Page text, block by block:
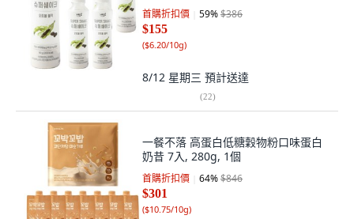
首購折扣價 59%$386
$155
($6.20/10g)
8/12 星期三 預計送達
(22)
一餐不落 高蛋白低糖穀物粉口味蛋白
奶昔 7入, 280g, 1個
首購折扣價 64%$846
$301
($10.75/10g)